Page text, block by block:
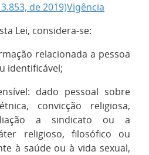
de 2019)Vigência
Lei, considera-se:
relacionada a pessoa
identificável;
dado pessoal sobre
convicção religiosa,
a sindicato ou a
religioso, filosófico ou
à saúde ou à vida sexual,